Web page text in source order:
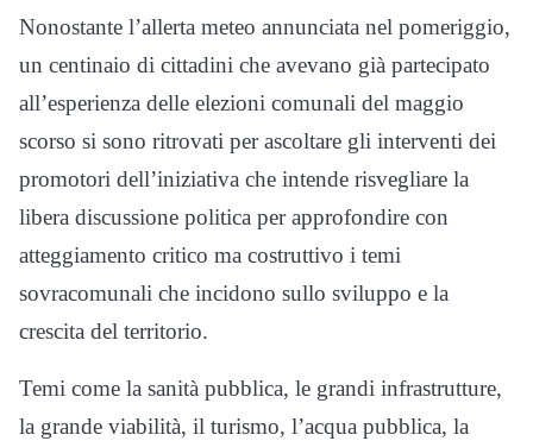
Nonostante l’allerta meteo annunciata nel pomeriggio,
un centinaio di cittadini che avevano già partecipato
all’esperienza delle elezioni comunali del maggio
scorso si sono ritrovati per ascoltare gli interventi dei
promotori dell’iniziativa che intende risvegliare la
libera discussione politica per approfondire con
atteggiamento critico ma costruttivo i temi
sovracomunali che incidono sullo sviluppo e la
crescita del territorio.
Temi come la sanità pubblica, le grandi infrastrutture,
la grande viabilità, il turismo, l’acqua pubblica, la